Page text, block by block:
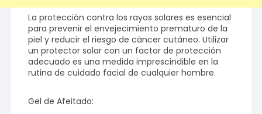
La protección contra los rayos solares es esencial
para prevenir el envejecimiento prematuro de la
piel y reducir el riesgo de cáncer cutáneo. Utilizar
un protector solar con un factor de protección
adecuado es una medida imprescindible en la
rutina de cuidado facial de cualquier hombre.
Gel de Afeitado: